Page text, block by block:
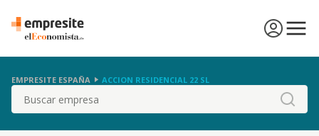
EMPRESITE ESPAÑA ACCION RESIDENCIAL 22 SL
Buscar